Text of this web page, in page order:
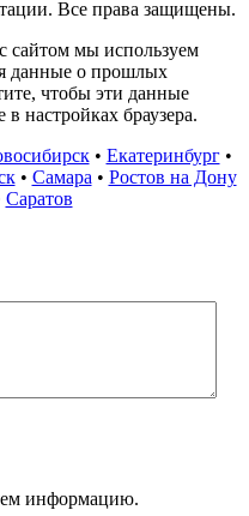
Все права защищены.
сайтом мы используем
данные о прошлых
чтобы эти данные
настройках браузера.
• Екатеринбург•
• Самара • Ростов на Дону
Саратов
информацию.